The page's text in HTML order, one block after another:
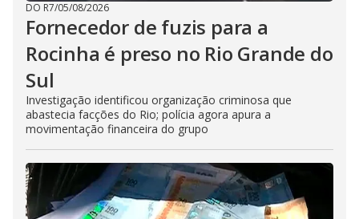
DO R7/05/08/2026
Fornecedor de fuzis para a
Rocinha é preso no Rio Grande do
Sul
Investigação identificou organização criminosa que
abastecia facções do Rio; polícia agora apura a
movimentação financeira do grupo